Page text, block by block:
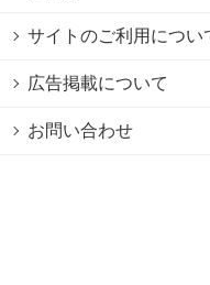
サイトのご利用につい
広告掲載について
お問い合わせ